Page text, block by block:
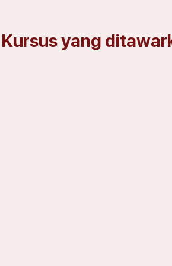
Kursus yang